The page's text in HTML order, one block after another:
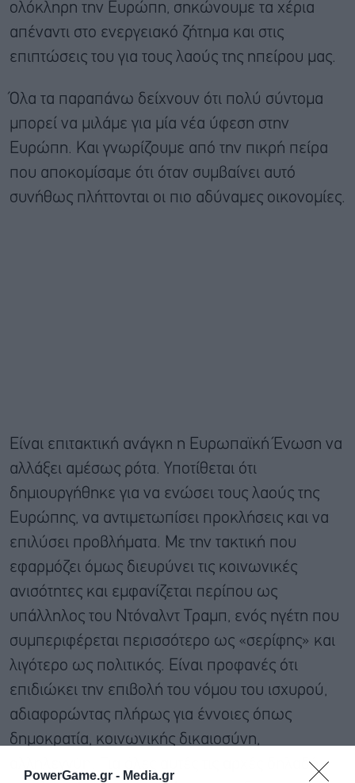
PowerGame.gr - Media.gr
ολόκληρη την Ευρώπη, σηκώνουμε τα χέρια
απέναντι στο ενεργειακό ζήτημα και στις
επιπτώσεις του για τους λαούς της ηπείρου μας.
Όλα τα παραπάνω δείχνουν ότι πολύ σύντομα
μπορεί να μιλάμε για μία νέα ύφεση στην
Ευρώπη. Και γνωρίζουμε από την πικρή πείρα
που αποκομίσαμε ότι όταν συμβαίνει αυτό
συνήθως πλήττονται οι πιο αδύναμες οικονομίες.
Είναι επιτακτική ανάγκη η Ευρωπαϊκή Ένωση να
αλλάξει αμέσως ρότα. Υποτίθεται ότι
δημιουργήθηκε για να ενώσει τους λαούς της
Ευρώπης, να αντιμετωπίσει προκλήσεις και να
επιλύσει προβλήματα. Με την τακτική που
εφαρμόζει όμως διευρύνει τις κοινωνικές
ανισότητες και εμφανίζεται περίπου ως
υπάλληλος του Ντόναλντ Τραμπ, ενός ηγέτη που
συμπεριφέρεται περισσότερο ως «σερίφης» και
λιγότερο ως πολιτικός. Είναι προφανές ότι
επιδιώκει την επιβολή του νόμου του ισχυρού,
αδιαφορώντας πλήρως για έννοιες όπως
δημοκρατία, κοινωνικής δικαιοσύνη,
αλληλεγγύη. Για όλες αυτές τις αρχές δηλαδή